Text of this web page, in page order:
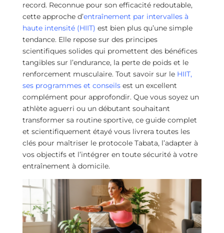
record. Reconnue pour son efficacité redoutable,
cette approche d’entraînement par intervalles à
haute intensité (HIIT) est bien plus qu’une simple
tendance. Elle repose sur des principes
scientifiques solides qui promettent des bénéfices
tangibles sur l’endurance, la perte de poids et le
renforcement musculaire. Tout savoir sur le HIIT,
ses programmes et conseilsest un excellent
complément pour approfondir. Que vous soyez un
athlète aguerri ou un débutant souhaitant
transformer sa routine sportive, ce guide complet
et scientifiquement étayé vous livrera toutes les
clés pour maîtriser le protocole Tabata, l’adapter à
vos objectifs et l’intégrer en toute sécurité à votre
entraînement à domicile.